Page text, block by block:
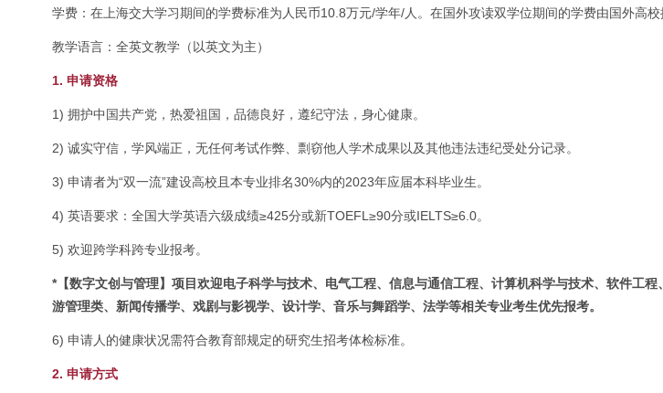
学费：在上海交大学习期间的学费标准为人民币10.8万元/学年/人。在国外攻读双学位期间的学费由国外高校
教学语言：全英文教学（以英文为主）
1. 申请资格
1) 拥护中国共产党，热爱祖国，品德良好，遵纪守法，身心健康。
2) 诚实守信，学风端正，无任何考试作弊、剽窃他人学术成果以及其他违法违纪受处分记录。
3) 申请者为“双一流”建设高校且本专业排名30%内的2023年应届本科毕业生。
4) 英语要求：全国大学英语六级成绩≥425分或新TOEFL≥90分或IELTS≥6.0。
5) 欢迎跨学科跨专业报考。
*【数字文创与管理】项目欢迎电子科学与技术、电气工程、信息与通信工程、计算机科学与技术、软件工
游管理类、新闻传播学、戏剧与影视学、设计学、音乐与舞蹈学、法学等相关专业考生优先报考。
6) 申请人的健康状况需符合教育部规定的研究生招考体检标准。
2. 申请方式